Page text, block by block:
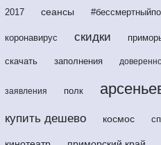
2017 сеансы
коронавирус скидки
скачать заполнения
заявления полк
купить дешево космос